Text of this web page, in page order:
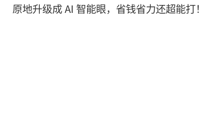
原地升级成 AI 智能眼，省钱省力还超能打！